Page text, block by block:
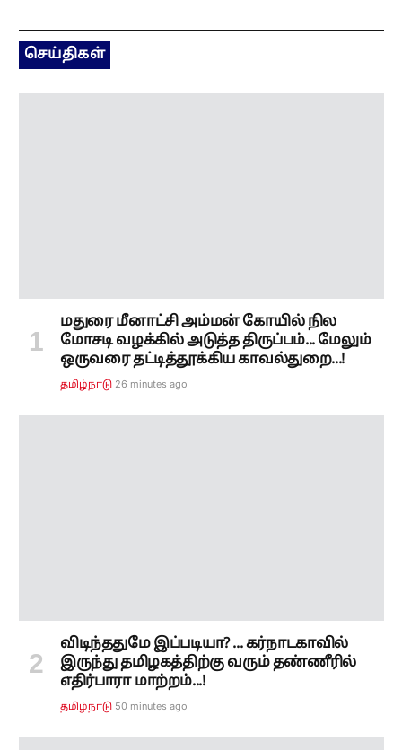
செய்திகள்
மதுரை மீனாட்சி அம்மன் கோயில் நில
மோசடி வழக்கில் அடுத்த திருப்பம்... மேலும்
ஒருவரை தட்டித்தூக்கிய காவல்துறை...!
தமிழ்நாடு 26 minutes ago
விடிந்ததுமே இப்படியா? ... கர்நாடகாவில்
இருந்து தமிழகத்திற்கு வரும் தண்ணீரில்
எதிர்பாரா மாற்றம்...!
தமிழ்நாடு 50 minutes ago